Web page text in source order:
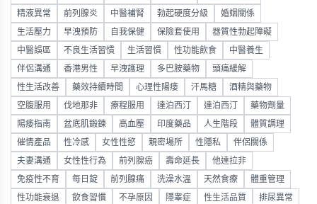
精液異常 前列腺炎 中醫補腎 勃起硬度分級 婚姻關係
生活壓力 早洩預防 自我保健 保險套使用 器質性勃起障礙
中醫誤區 不良生活習慣 生活習慣 性功能飲食 中醫養生
伴侶溝通 香港男性 早洩護理 多巴胺藥物 頭痛緩解
性生活改善 藥效持續時間 心理性陽痿 汗馬糖 酒精與藥物
空腹服用 伐地那非 療程服用 達泊西汀 達泊西汀 藥物劑量
陽痿指南 盆底肌鍛鍊 高血壓 印度藥品 人生階段 體質調理
催情產品 性冷感 女性性慾 親密場所 性隱私 伴侶關係
夫妻溝通 女性性行為 前列腺癌 壽命延長 他達拉非
免疫性不育 每日錠 前列腺痛 洗澡水溫 天然食療 體重管理
性功能衰退 飲食習慣 不孕原因 隱睾症 性生活品質 排尿異常